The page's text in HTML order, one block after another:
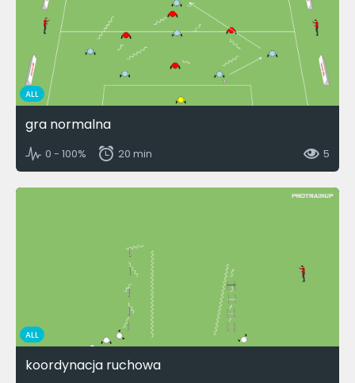
ALL
gra normalna
0 - 100% 20 min 5
ALL
koordynacja ruchowa